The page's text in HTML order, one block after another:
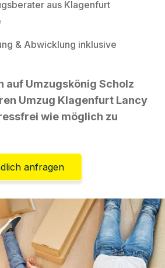
aus Klagenfurt
& Abwicklung inklusive
auf Umzugskönig Scholz
Umzug Klagenfurt Lancy
wie möglich zu
anfragen